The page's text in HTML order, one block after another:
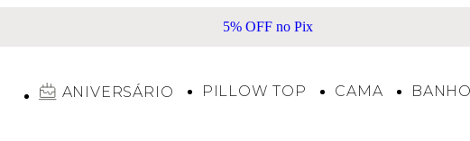
5% OFF no Pix
ANIVERSÁRIO PILLOW TOP CAMA BANHO